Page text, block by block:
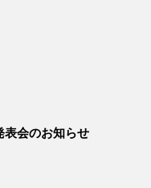
表会のお知らせ